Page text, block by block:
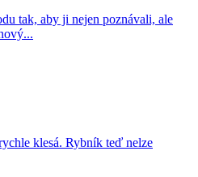
tak, aby ji nejen poznávali, ale
klesá. Rybník teď nelze